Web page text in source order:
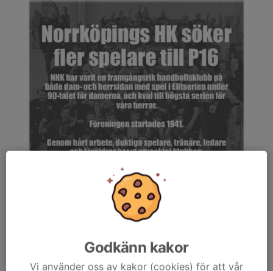
Godkänn kakor
Vi använder oss av kakor (cookies) för att vår